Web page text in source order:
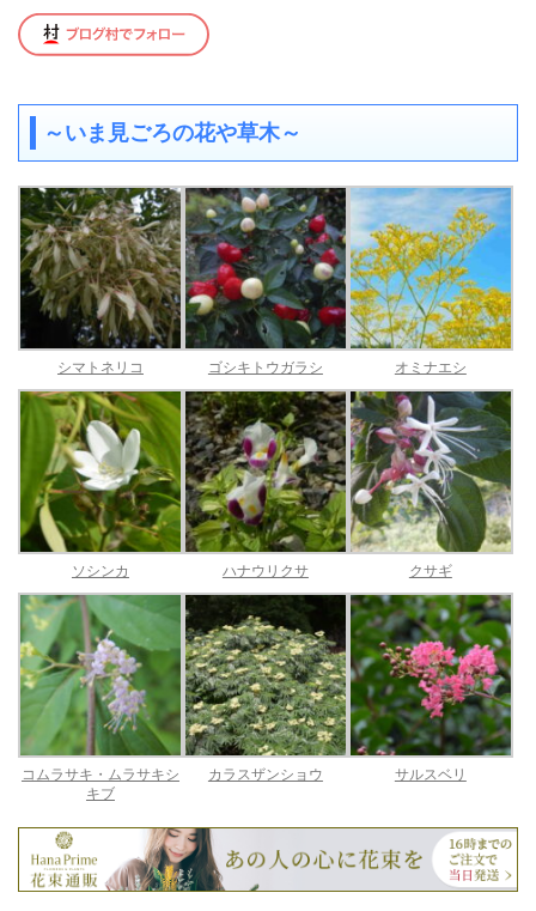
～いま見ごろの花や草木～
シマトネリコ ゴシキトウガラシ オミナエシ
ソシンカ ハナウリクサ クサギ
コムラサキ・ムラサキシ
キブ
カラスザンショウ サルスベリ